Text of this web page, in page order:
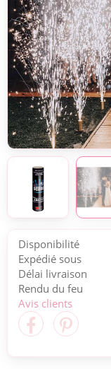
Disponibilité
Expédié sous
Délai livraison
Rendu du feu
Avis clients